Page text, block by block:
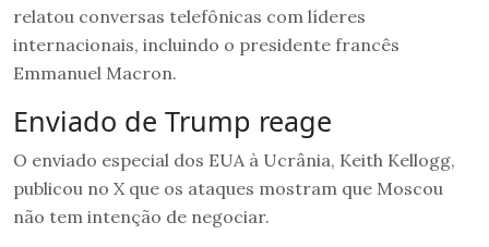
relatou conversas telefônicas com líderes
internacionais, incluindo o presidente francês
Emmanuel Macron.
Enviado de Trump reage
O enviado especial dos EUA à Ucrânia, Keith Kellogg,
publicou no X que os ataques mostram que Moscou
não tem intenção de negociar.